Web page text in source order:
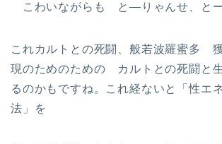
こわいながらも と—りゃんせ、とー
これカルトとの死闘、般若波羅蜜多
現のためのための カルトとの死闘と
るのかもですね。これ経ないと「性エ
法」を